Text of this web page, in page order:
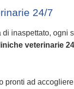
24/7
inaspettato, ogni
veterinarie
pronti ad